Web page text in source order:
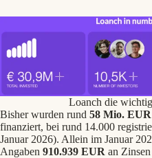
Loanch die
Bisher wurden rund 58 Mio. EUR
finanziert, bei rund 14.000
Januar 2026). Allein im Januar
Angaben 910.939 EUR an